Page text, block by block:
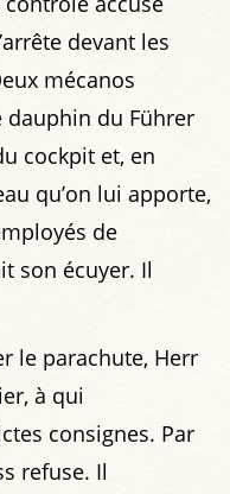
devant les
mécanos
dauphin du Führer
cockpit et, en
qu’on lui apporte,
de
son écuyer. Il
le parachute, Herr
à qui
consignes. Par
refuse. Il